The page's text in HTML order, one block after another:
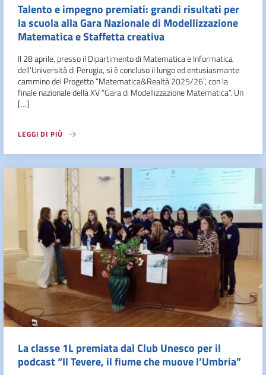
Talento e impegno premiati: grandi risultati per
la scuola alla Gara Nazionale di Modellizzazione
Matematica e Staffetta creativa
Il 28 aprile, presso il Dipartimento di Matematica e Informatica
dell’Università di Perugia, si è concluso il lungo ed entusiasmante
cammino del Progetto “Matematica&Realtà 2025/26”, con la
finale nazionale della XV “Gara di Modellizzazione Matematica”. Un
[…]
LEGGI DI PIÙ
La classe 1L premiata dal Club Unesco per il
podcast “Il Tevere, il fiume che muove l’Umbria”